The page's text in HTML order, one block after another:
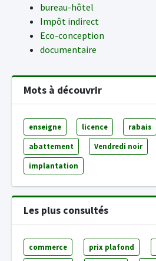
bureau-hôtel
Impôt indirect
Eco-conception
documentaire
Mots à découvrir
enseigne licence rabais
abattement Vendredi noir
implantation
Les plus consultés
commerce prix plafond